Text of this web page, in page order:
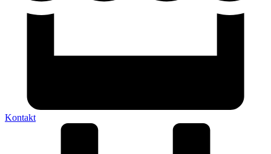
Kontakt